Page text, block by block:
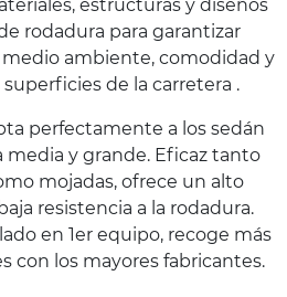
estructuras y diseños
rodadura para garantizar
medio ambiente, comodidad y
de la carretera .
perfectamente a los sedán
y grande. Eficaz tanto
mojadas, ofrece un alto
resistencia a la rodadura.
en 1er equipo, recoge más
con los mayores fabricantes.